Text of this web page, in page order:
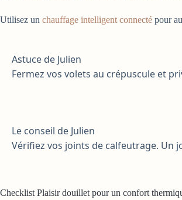
Utilisez un chauffage intelligent connecté pour
Astuce de Julien
Fermez vos volets au crépuscule et
Le conseil de Julien
Vérifiez vos joints de calfeutrage. Un
Checklist Plaisir douillet pour un confort